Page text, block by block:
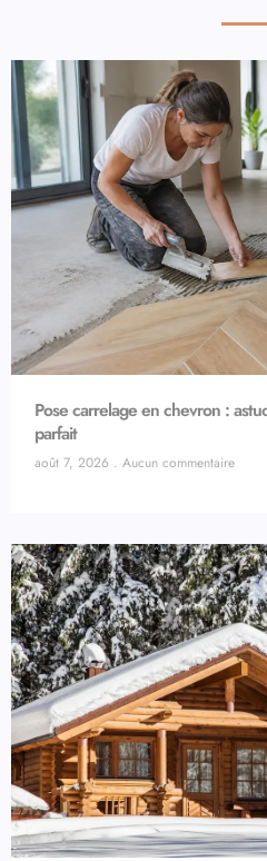
Pose carrelage en chevron :
parfait
août 7, 2026 Aucun commentaire